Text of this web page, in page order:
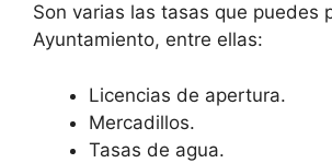
Son varias las tasas que puedes
Ayuntamiento, entre ellas:
Licencias de apertura.
Mercadillos.
Tasas de agua.